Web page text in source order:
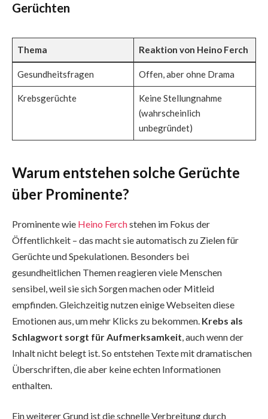
Gerüchten
Thema Reaktion von Heino Ferch
Gesundheitsfragen Offen, aber ohne Drama
Krebsgerüchte
Keine Stellungnahme
(wahrscheinlich
unbegründet)
Warum entstehen solche Gerüchte
über Prominente?
Prominente wie Heino Ferchstehen im Fokus der
Öffentlichkeit – das macht sie automatisch zu Zielen für
Gerüchte und Spekulationen. Besonders bei
gesundheitlichen Themen reagieren viele Menschen
sensibel, weil sie sich Sorgen machen oder Mitleid
empfinden. Gleichzeitig nutzen einige Webseiten diese
Emotionen aus, um mehr Klicks zu bekommen. Krebs als
Schlagwort sorgt für Aufmerksamkeit , auch wenn der
Inhalt nicht belegt ist. So entstehen Texte mit dramatischen
Überschriften, die aber keine echten Informationen
enthalten.
Ein weiterer Grund ist die schnelle Verbreitung durch